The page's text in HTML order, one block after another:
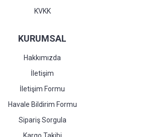
KVKK
KURUMSAL
Hakkımızda
İletişim
İletişim Formu
Havale Bildirim Formu
Sipariş Sorgula